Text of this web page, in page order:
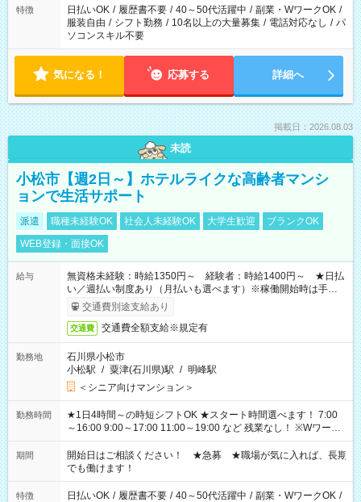
案内が難しい場合があります
特徴 日払いOK / 履歴書不要 / 40～50代活躍中 / 副業・WワークOK /
服装自由 / シフト勤務 / 10名以上の大量募集 / 電話対応なし / パ
ソコンスキル不要
気になる！ 応募する 詳細へ
掲載日：2026.08.03
未読
小松市【週2日～】ホテルライクな高齢者マンシ
ョンで生活サポート
派遣 職種未経験OK 社会人未経験OK 大学生歓迎
ブランクOK
WEB登録・面接OK
給与
無資格未経験：時給1350円～ 経験者：時給1400円～ ★日払
い／週払い制度あり（月払いも選べます）※稼働開始時は手続き
完了次第のお支払いとなります。
交通費別途支給あり
交通費 交通費全額支給※規定有
勤務地
石川県小松市
小松駅 / 粟津(石川県)駅 / 明峰駅
＜シニア向けマンション＞
勤務時間
★1日4時間～の時短シフトOK ★スタート時間選べます！ 7:00
～16:00 9:00～17:00 11:00～19:00 など 残業なし！ ※Wワーク
の場合、他のお仕事と合わせ週40時間超の就業はご案内できま
せん ※法令に基づき、週20時間以上勤務は社会保険への加入対
象となります ※労働者派遣法（日雇い派遣の原則禁止）によ
り、短時間・短期間の就業はご案内が難しい場合があります
期間
開始日はご相談ください！ ★急募 ★職場が気に入れば、長期
でも働けます！
特徴 日払いOK / 履歴書不要 / 40～50代活躍中 / 副業・WワークOK /